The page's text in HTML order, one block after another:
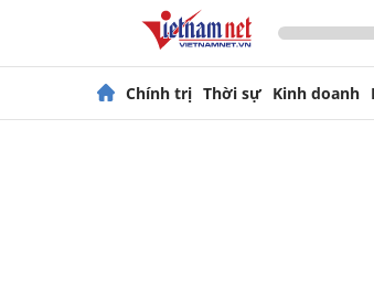
Chính trị Thời sự Kinh doanh